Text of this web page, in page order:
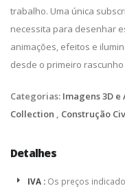
trabalho. Uma única
necessita para desenhar
animações, efeitos e
desde o primeiro
Categorias: Imagens 3D
Collection , Construção
Detalhes
IVA : Os preços